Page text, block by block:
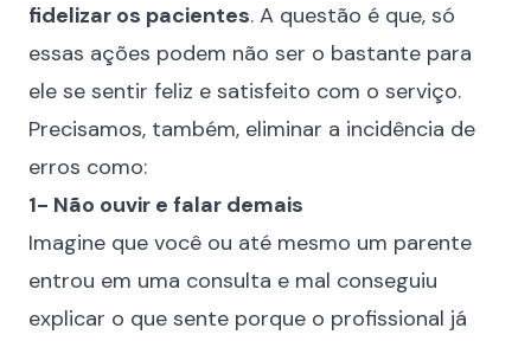
fidelizar os pacientes. A questão é que, só
essas ações podem não ser o bastante para
ele se sentir feliz e satisfeito com o serviço.
Precisamos, também, eliminar a incidência de
erros como:
1- Não ouvir e falar demais
Imagine que você ou até mesmo um parente
entrou em uma consulta e mal conseguiu
explicar o que sente porque o profissional já